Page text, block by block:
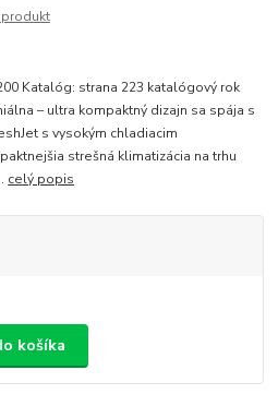
Katalóg: strana 223 katalógový rok
– ultra kompaktný dizajn sa spája s
s vysokým chladiacim
strešná klimatizácia na trhu
celý popis
košíka